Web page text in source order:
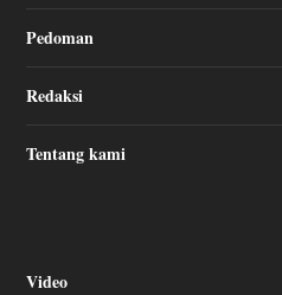
Pedoman
Redaksi
Tentang kami
Video